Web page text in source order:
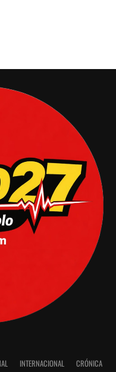
INTERNACIONAL CRÓNICA